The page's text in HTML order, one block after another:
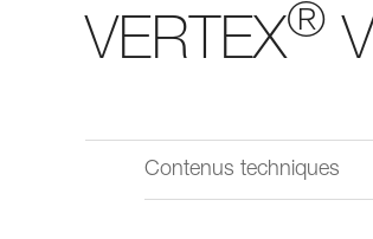
VERTEX®
Contenus techniques